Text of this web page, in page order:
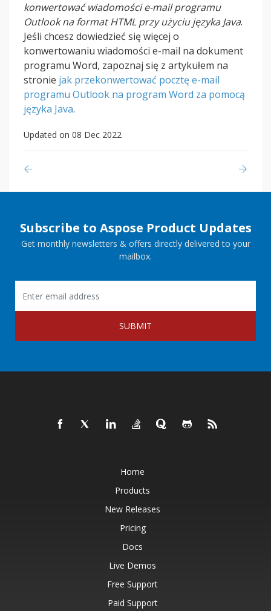
konwertować wiadomości e-mail programu
Outlook na format HTML przy użyciu języka Java.
Jeśli chcesz dowiedzieć się więcej o
konwertowaniu wiadomości e-mail na dokument
programu Word, zapoznaj się z artykułem na
stronie jak przekonwertować pocztę e-mail
programu Outlook na program Word za pomocą
języka Java.
Updated on 08 Dec 2022
Subscribe to Aspose Product Updates
Get monthly newsletters & offers directly delivered to your
mailbox.
SUBMIT
Home
Products
New Releases
Pricing
Docs
Live Demos
Free Support
Paid Support